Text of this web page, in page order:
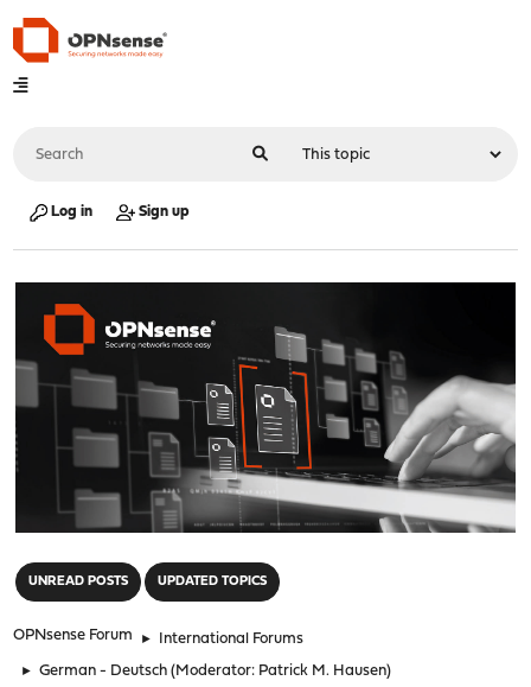
Log in Sign up
UNREAD POSTS UPDATED TOPICS
OPNsense Forum ► International Forums
► German - Deutsch (Moderator: Patrick M. Hausen)